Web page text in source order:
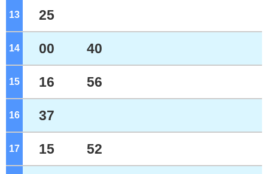
13 25
14 00 40
15 16 56
16 37
17 15 52